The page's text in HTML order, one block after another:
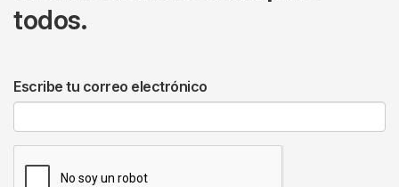
todos.
Escribe tu correo electrónico